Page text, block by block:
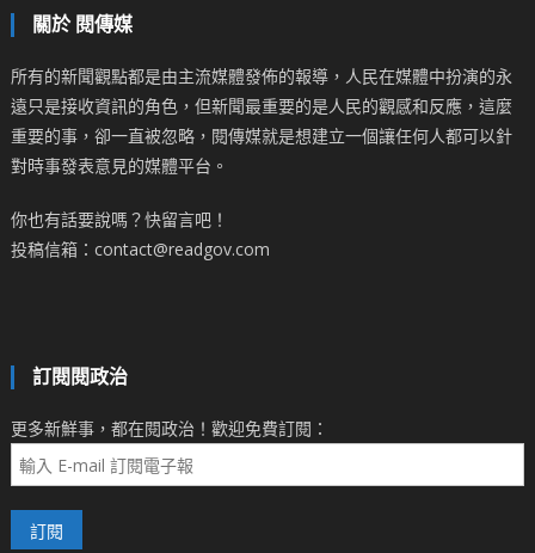
關於 閱傳媒
所有的新聞觀點都是由主流媒體發佈的報導，人民在媒體中扮演的永
遠只是接收資訊的角色，但新聞最重要的是人民的觀感和反應，這麼
重要的事，卻一直被忽略，閱傳媒就是想建立一個讓任何人都可以針
對時事發表意見的媒體平台。
你也有話要說嗎？快留言吧！
投稿信箱：contact@readgov.com
訂閱閱政治
更多新鮮事，都在閱政治！歡迎免費訂閱：